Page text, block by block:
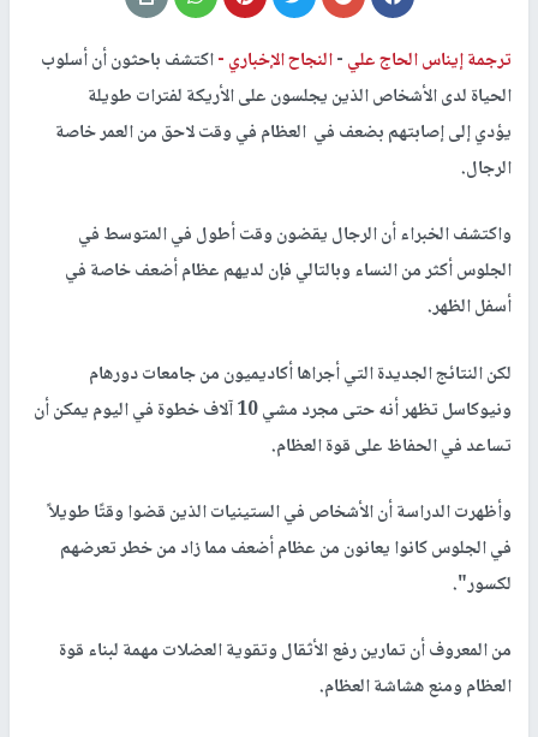
ترجمة إيناس الحاج علي-النجاح الإخباري -اكتشف باحثون أن أسلوب
الحياة لدى الأشخاص الذين يجلسون على الأريكة لفترات طويلة
يؤدي إلى إصابتهم بضعف في العظام في وقت لاحق من العمر خاصة
الرجال.
واكتشف الخبراء أن الرجال يقضون وقت أطول في المتوسط ​​في
الجلوس أكثر من النساء وبالتالي فإن لديهم عظام أضعف خاصة في
أسفل الظهر.
لكن النتائج الجديدة التي أجراها أكاديميون من جامعات دورهام
ونيوكاسل تظهر أنه حتى مجرد مشي 10 آلاف خطوة في اليوم يمكن أن
تساعد في الحفاظ على قوة العظام.
وأظهرت الدراسة أن الأشخاص في الستينيات الذين قضوا وقتًا طويلاً
في الجلوس كانوا يعانون من عظام أضعف مما زاد من خطر تعرضهم
لكسور".
من المعروف أن تمارين رفع الأثقال وتقوية العضلات مهمة لبناء قوة
العظام ومنع هشاشة العظام.